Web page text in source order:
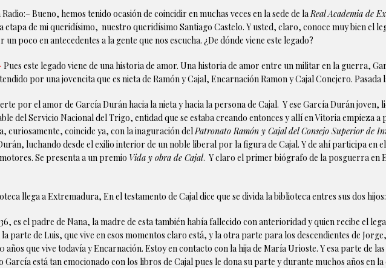
Bueno, hemos tenido ocasión de coincidir en muchas veces en la sede de laReal Academia de
etapa de mi queridísimo, nuestro queridísimo Santiago Castelo. Y usted, claro, conoce muy bien el
un poco en antecedentes a la gente que nos escucha. ¿De dónde viene este legado?
Pues este legado viene de una historia de amor. Una historia de amor entre un militar en la guerra,
por una jovencita que es nieta de Ramón y Cajal, Encarnación Ramon y Cajal Conejero. Pasada
por el amor de García Durán hacia la nieta y hacia la persona de Cajal. Y ese García Durán joven,
del Servicio Nacional del Trigo, entidad que se estaba creando entonces y allí en Vitoria empieza
curiosamente, coincide ya, con la inaguración delPatronato Ramón y Cajal del Consejo Superior de
luchando desde el exilio interior de un noble liberal por la figura de Cajal. Y de ahí participa en
Se presenta a un premio Vida y obra de Cajal. Y claro el primer biógrafo de la posguerra en
llega a Extremadura, En el testamento de Cajal dice que se divida la biblioteca entres sus dos
es el padre de Nana, la madre de esta también había fallecido con anterioridad y quien recibe el
parte de Luis, que vive en esos momentos claro está, y la otra parte para los descendientes de
años que vive todavía y Encarnación. Estoy en contacto con la hija de María Urioste. Y esa parte de
está tan emocionado con los libros de Cajal pues le dona su parte y durante muchos años en la